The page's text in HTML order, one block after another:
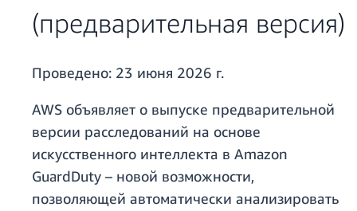
(предварительная версия)
Проведено: 23 июня 2026 г.
AWS объявляет о выпуске предварительной
версии расследований на основе
искусственного интеллекта в Amazon
GuardDuty – новой возможности,
позволяющей автоматически анализировать